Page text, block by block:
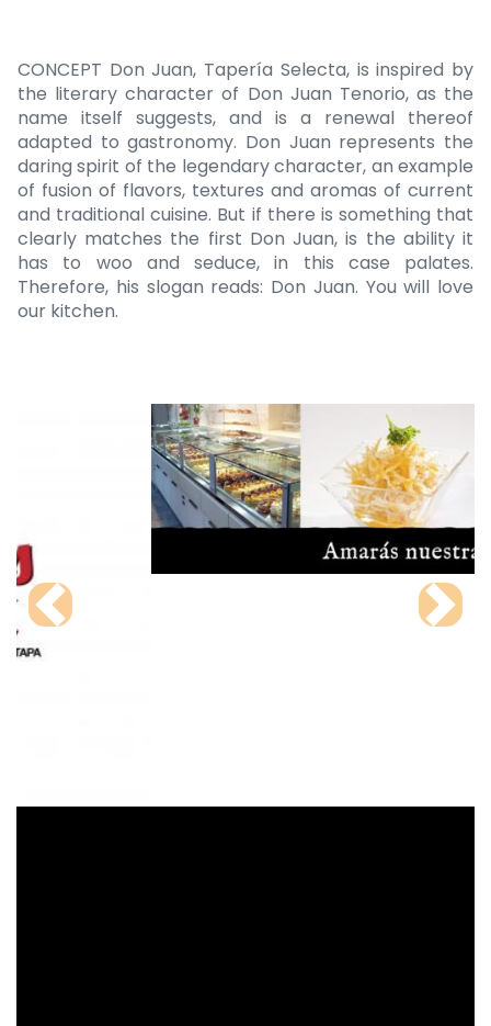
CONCEPT Don Juan, Tapería Selecta, is inspired by
the literary character of Don Juan Tenorio, as the
name itself suggests, and is a renewal thereof
adapted to gastronomy. Don Juan represents the
daring spirit of the legendary character, an example
of fusion of flavors, textures and aromas of current
and traditional cuisine. But if there is something that
clearly matches the first Don Juan, is the ability it
has to woo and seduce, in this case palates.
Therefore, his slogan reads: Don Juan. You will love
our kitchen.